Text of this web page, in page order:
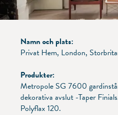
Namn och plats:
Privat Hem, London,
Produkter:
Metropole SG 7600
dekorativa avslut -Taper
Polyflax 120.